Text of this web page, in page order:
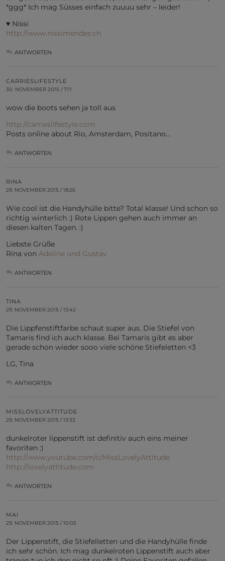
*ggg* Ich mag Süsses einfach zuuuu sehr – leider!
♥ Nissi
http://www.nissimendes.ch
ANTWORTEN
CARRIESLIFESTYLE
30. NOVEMBER 2015 / 7:11
wow die boots sehen ja toll aus
http://carrieslifestyle.com
Posts online about Rio, Amsterdam, Positano…
ANTWORTEN
RINA
29. NOVEMBER 2015 / 18:26
Wie cool ist die Handyhülle bitte? Total klasse! Und schon so
richtig winterlich :) Rote Lippen gehen auch immer an
diesen kalten Tagen. :)
Liebste Grüße
Rina von Adeline und Gustav
ANTWORTEN
TINA
29. NOVEMBER 2015 / 13:42
Die Lippfenstiftfarbe schaut super aus. Die Stiefel von
Tamaris find ich auch klasse. Bei Tamaris gibt es aber
gerade schon wieder sooo viele schöne Stiefeletten <3
LG, Tina
ANTWORTEN
MISSLOVELYATTITUDE
29. NOVEMBER 2015 / 13:33
dunkelroter lippenstift ist definitiv auch eins meiner
favoriten :)
http://www.youtube.com/c/MissLovelyAttitude
http://lovelyattitude.com
ANTWORTEN
MAI
29. NOVEMBER 2015 / 10:05
Der Lippenstift, die Stiefelletten und die Handyhülle finde
ich sehr schön. Ich mag dunkelroten Lippenstift auch aber